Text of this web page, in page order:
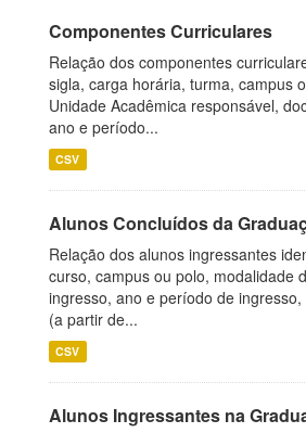
Componentes Curriculares
Relação dos componentes
sigla, carga horária, turma, campus
Unidade Acadêmica responsável,
ano e período...
CSV
Alunos Concluídos da
Relação dos alunos ingressantes
curso, campus ou polo, modalidade
ingresso, ano e período de
(a partir de...
CSV
Alunos Ingressantes na